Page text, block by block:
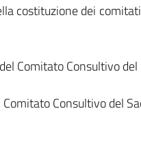
costituzione dei
Comitato Consultivo
Consultivo del